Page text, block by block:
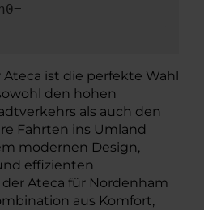
ist die perfekte Wahl
den hohen
als auch den
Fahrten ins Umland
modernen Design,
effizienten
Ateca für Nordenham
aus Komfort,